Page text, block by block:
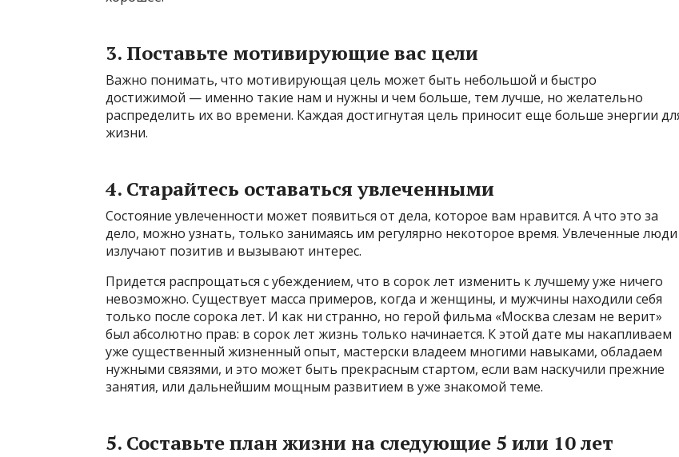
3. Поставьте мотивирующие вас цели
Важно понимать, что мотивирующая цель может быть небольшой и быстро
достижимой — именно такие нам и нужны и чем больше, тем лучше, но желательно
распределить их во времени. Каждая достигнутая цель приносит еще больше энергии
жизни.
4. Старайтесь оставаться увлеченными
Состояние увлеченности может появиться от дела, которое вам нравится. А что это за
дело, можно узнать, только занимаясь им регулярно некоторое время. Увлеченные люди
излучают позитив и вызывают интерес.
Придется распрощаться с убеждением, что в сорок лет изменить к лучшему уже ничего
невозможно. Существует масса примеров, когда и женщины, и мужчины находили себя
только после сорока лет. И как ни странно, но герой фильма «Москва слезам не верит»
был абсолютно прав: в сорок лет жизнь только начинается. К этой дате мы накапливаем
уже существенный жизненный опыт, мастерски владеем многими навыками, обладаем
нужными связями, и это может быть прекрасным стартом, если вам наскучили прежние
занятия, или дальнейшим мощным развитием в уже знакомой теме.
5. Составьте план жизни на следующие 5 или 10 лет